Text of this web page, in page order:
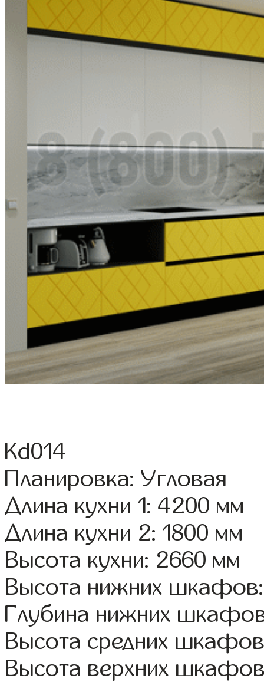
Kd014
Планировка: Угловая
Длина кухни 1: 4200 мм
Длина кухни 2: 1800 мм
Высота кухни: 2660 мм
Высота нижних
Глубина нижних
Высота средних
Высота верхних